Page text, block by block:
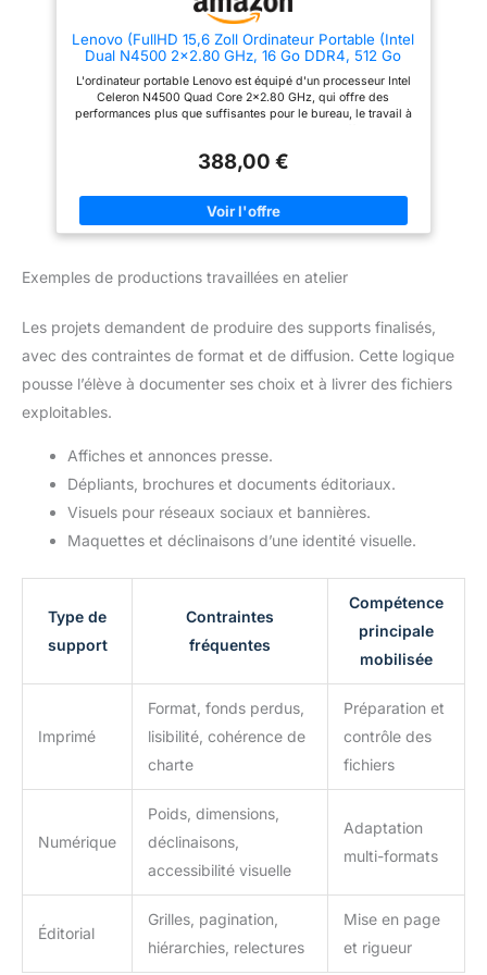
Lenovo (FullHD 15,6 Zoll Ordinateur Portable (Intel
Dual N4500 2x2.80 GHz, 16 Go DDR4, 512 Go
WLAN, Windows 11, Clavier AZERTY [français])
#8265
L'ordinateur portable Lenovo est équipé d'un processeur Intel
Celeron N4500 Quad Core 2x2.80 GHz, qui offre des
performances plus que suffisantes pour le bureau, le travail à
Particularités : poids super léger de 2,2 kg, refroidissement
HDMI, prise casque, microphone, USB 3.0 Windows 11 Prof. 64
bits est complètement installé avec tous les pilotes, ainsi qu'un
pack Microsoft Office en version complète.
388,00 €
Exemples de productions travaillées en atelier
Les projets demandent de produire des supports finalisés,
avec des contraintes de format et de diffusion. Cette logique
pousse l’élève à documenter ses choix et à livrer des fichiers
exploitables.
Affiches et annonces presse.
Dépliants, brochures et documents éditoriaux.
Visuels pour réseaux sociaux et bannières.
Maquettes et déclinaisons d’une identité visuelle.
Type de
support
Contraintes
fréquentes
Compétence
principale
mobilisée
Imprimé
Format, fonds perdus,
lisibilité, cohérence de
charte
Préparation et
contrôle des
fichiers
Numérique
Poids, dimensions,
déclinaisons,
accessibilité visuelle
Adaptation
multi-formats
Éditorial
Grilles, pagination,
hiérarchies, relectures
Mise en page
et rigueur